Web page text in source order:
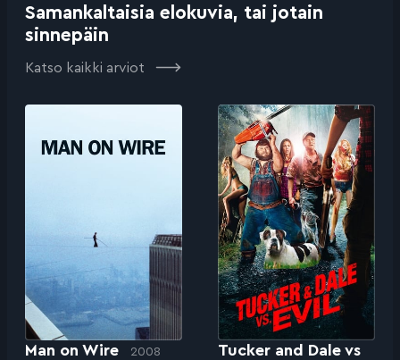
Samankaltaisia elokuvia, tai jotain
sinnepäin
Katso kaikki arviot
Man on Wire 2008
Tucker and Dale vs